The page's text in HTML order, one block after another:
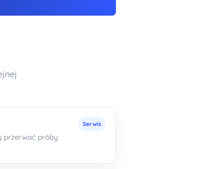
przerwać próby
Serwis